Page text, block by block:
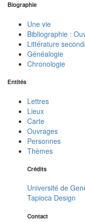
Biographie
Une vie
Bibliographie :
Littérature
Généalogie
Chronologie
Entités
Lettres
Lieux
Carte
Ouvrages
Personnes
Thèmes
Crédits
Université de
Tapioca Design
Contact